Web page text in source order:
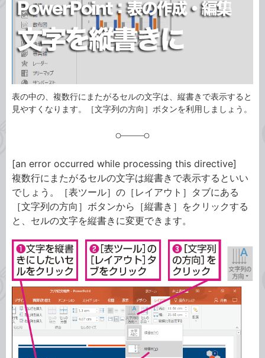
表の中の、複数行にまたがるセルの文字は、縦書きで表示すると
見やすくなります。［文字列の方向］ボタンを利用しましょう。
[an error occurred while processing this directive]
複数行にまたがるセルの文字は縦書きで表示するといい
でしょう。［表ツール］の［レイアウト］タブにある
［文字列の方向］ボタンから［縦書き］をクリックする
と、セルの文字を縦書きに変更できます。